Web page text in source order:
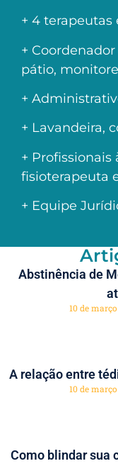
+ 4
+
pátio,
+
+ Lavandeira,
+
fisioterapeuta
+ Equipe
Abstinência de
10 de
A relação entre
10 de
Como blindar sua